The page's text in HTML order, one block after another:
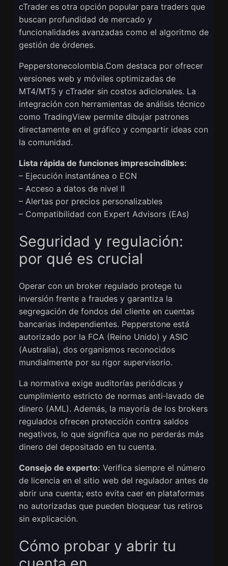
cTrader es otra opción popular para traders que
buscan profundidad de mercado y
funcionalidades avanzadas como el algoritmo de
gestión de órdenes.
Pepperstonecolombia.Com destaca por ofrecer
versiones web y móviles optimizadas de
MT4/MT5 y cTrader sin costos adicionales. La
integración con herramientas de análisis técnico
como TradingView permite dibujar patrones
directamente en el gráfico y compartir ideas con
la comunidad.
Lista rápida de funciones imprescindibles:
– Ejecución instantánea o ECN
– Acceso a datos de nivel II
– Alertas por precios personalizables
– Compatibilidad con Expert Advisors (EAs)
Seguridad y regulación:
por qué es crucial
Operar con un broker regulado protege tu
inversión frente a fraudes y garantiza la
segregación de fondos del cliente en cuentas
bancarias independientes. Pepperstone está
autorizado por la FCA (Reino Unido) y ASIC
(Australia), dos organismos reconocidos
mundialmente por su rigor supervisorio.
La normativa exige auditorías periódicas y
cumplimiento estricto de normas anti‑lavado de
dinero (AML). Además, la mayoría de los brokers
regulados ofrecen protección contra saldos
negativos, lo que significa que no perderás más
dinero del depositado en tu cuenta.
Consejo de experto: Verifica siempre el número
de licencia en el sitio web del regulador antes de
abrir una cuenta; esto evita caer en plataformas
no autorizadas que pueden bloquear tus retiros
sin explicación.
Cómo probar y abrir tu